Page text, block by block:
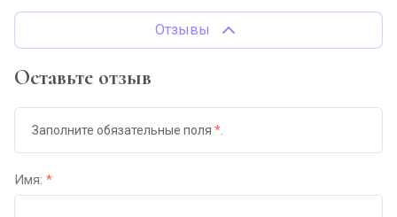
Отзывы
Оставьте отзыв
Заполните обязательные поля *
Имя: *